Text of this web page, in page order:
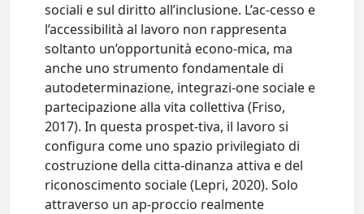
sociali e sul diritto all’inclusione. L’ac-cesso e
l’accessibilità al lavoro non rappresenta
soltanto un’opportunità econo-mica, ma
anche uno strumento fondamentale di
autodeterminazione, integrazi-one sociale e
partecipazione alla vita collettiva (Friso,
2017). In questa prospet-tiva, il lavoro si
configura come uno spazio privilegiato di
costruzione della citta-dinanza attiva e del
riconoscimento sociale (Lepri, 2020). Solo
attraverso un ap-proccio realmente